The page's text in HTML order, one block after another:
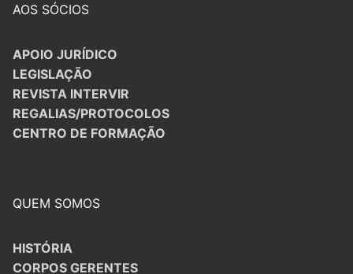
AOS SÓCIOS
APOIO JURÍDICO
LEGISLAÇÃO
REVISTA INTERVIR
REGALIAS/PROTOCOLOS
CENTRO DE FORMAÇÃO
QUEM SOMOS
HISTÓRIA
CORPOS GERENTES